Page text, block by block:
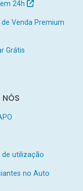
24h
Venda Premium
Grátis
NÓS
de utilização
no Auto